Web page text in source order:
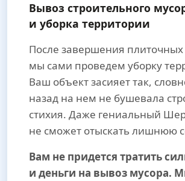
Вывоз строительного
и уборка территории
После завершения плиточных
мы сами проведем уборку
Ваш объект засияет так,
назад на нем не бушевала
стихия. Даже гениальный
не сможет отыскать лишнюю
Вам не придется тратить
и деньги на вывоз мусора.